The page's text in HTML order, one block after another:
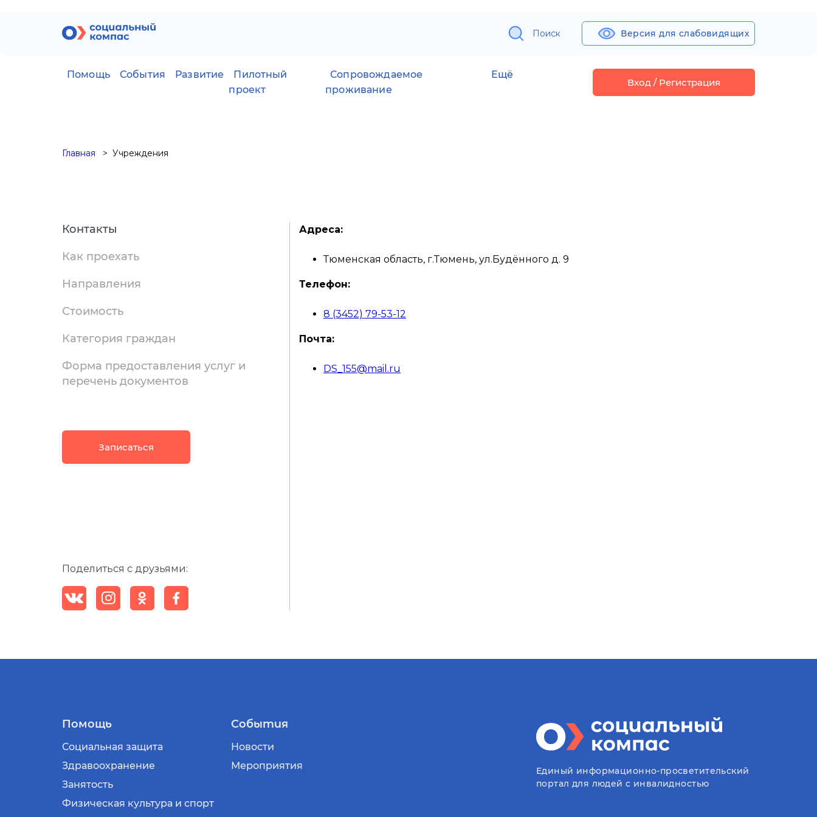
Поиск Версия для слабовидящих
Помощь События Развитие
Пилотный
проект
Сопровождаемое
проживание
Ещё
Вход / Регистрация
Главная Учреждения
Контакты
Как проехать
Направления
Стоимость
Категория граждан
Форма предоставления услуг и
перечень документов
Записаться
Поделиться с друзьями:
Адреса:
Тюменская область, г.Тюмень, ул.Будённого д. 9
Телефон:
8 (3452) 79-53-12
Почта:
DS_155@mail.ru
Помощь
Социальная защита
Здравоохранение
Занятость
Физическая культура и спорт
События
Новости
Мероприятия
Единый информационно-просветительский
портал для людей с инвалидностью